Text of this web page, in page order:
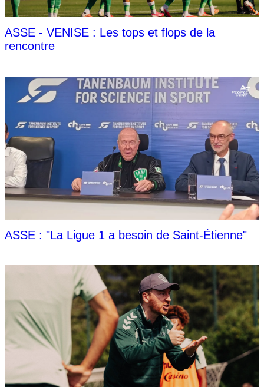
ASSE - VENISE : Les tops et flops de la
rencontre
ASSE : "La Ligue 1 a besoin de Saint-Étienne"